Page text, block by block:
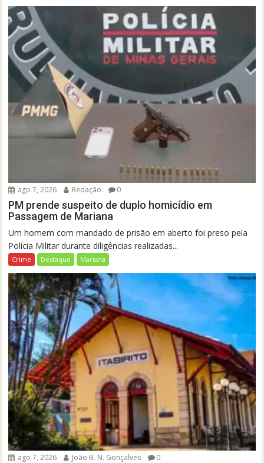
ago 7, 2026 Redação 0
PM prende suspeito de duplo homicídio em
Passagem de Mariana
Um homem com mandado de prisão em aberto foi preso pela
Polícia Militar durante diligências realizadas...
Crime Destaque Mariana
ago 7, 2026 João B. N. Gonçalves 0